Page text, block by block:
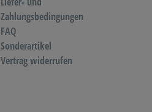
Zahlungsbedingungen
FAQ
Sonderartikel
Vertrag widerrufen